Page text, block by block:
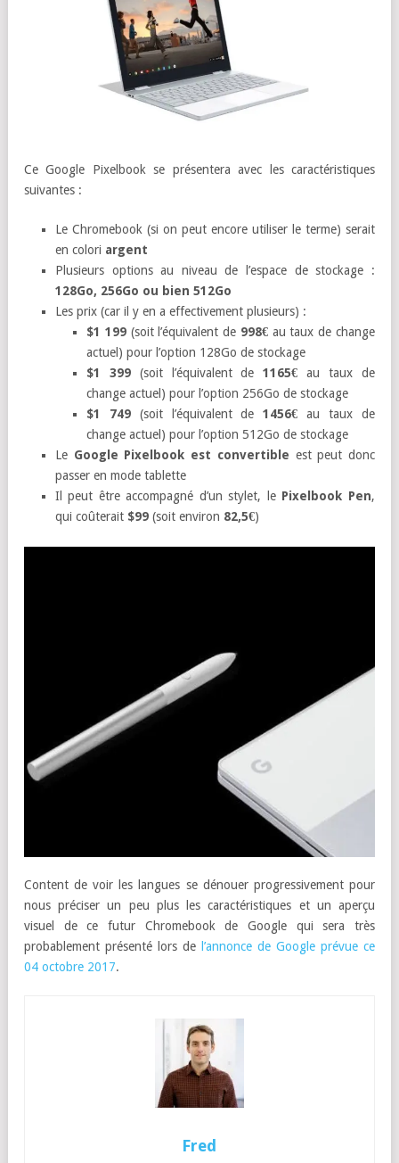
Ce Google Pixelbook se présentera avec les caractéristiques
suivantes :
Le Chromebook (si on peut encore utiliser le terme) serait
en colori argent
Plusieurs options au niveau de l’espace de stockage :
128Go, 256Go ou bien 512Go
Les prix (car il y en a effectivement plusieurs) :
$1 199(soit l’équivalent de 998€au taux de change
actuel) pour l’option 128Go de stockage
$1 399(soit l’équivalent de1165€ au taux de
change actuel) pour l’option 256Go de stockage
$1 749(soit l’équivalent de1456€ au taux de
change actuel) pour l’option 512Go de stockage
Le Google Pixelbook est convertible est peut donc
passer en mode tablette
Il peut être accompagné d’un stylet, le Pixelbook Pen,
qui coûterait $99 (soit environ 82,5€)
Content de voir les langues se dénouer progressivement pour
nous préciser un peu plus les caractéristiques et un aperçu
visuel de ce futur Chromebook de Google qui sera très
probablement présenté lors de l’annonce de Google prévue ce
04 octobre 2017.
Fred